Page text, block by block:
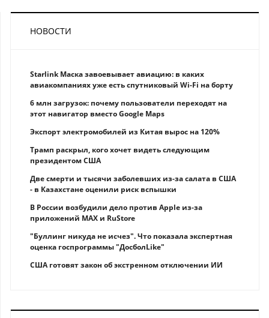
НОВОСТИ
Starlink Маска завоевывает авиацию: в каких
авиакомпаниях уже есть спутниковый Wi-Fi на борту
6 млн загрузок: почему пользователи переходят на
этот навигатор вместо Google Maps
Экспорт электромобилей из Китая вырос на 120%
Трамп раскрыл, кого хочет видеть следующим
президентом США
Две смерти и тысячи заболевших из-за салата в США
- в Казахстане оценили риск вспышки
В России возбудили дело против Apple из-за
приложений MAX и RuStore
"Буллинг никуда не исчез". Что показала экспертная
оценка госпрограммы "ДосболLike"
США готовят закон об экстренном отключении ИИ